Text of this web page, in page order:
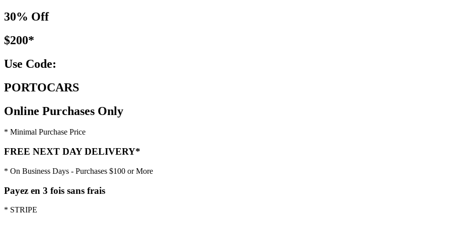
30% Off
$200*
Use Code:
PORTOCARS
Online Purchases Only
* Minimal Purchase Price
FREE NEXT DAY DELIVERY*
* On Business Days - Purchases $100 or More
Payez en 3 fois sans frais
* STRIPE